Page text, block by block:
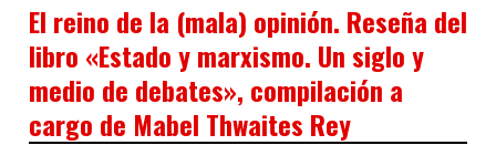
El reino de la (mala) opinión. Reseña del
libro «Estado y marxismo. Un siglo y
medio de debates», compilación a
cargo de Mabel Thwaites Rey